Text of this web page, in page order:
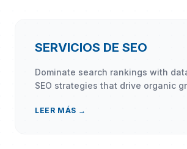
SERVICIOS DE SEO
Dominate search rankings with
SEO strategies that drive organic
LEER MÁS →